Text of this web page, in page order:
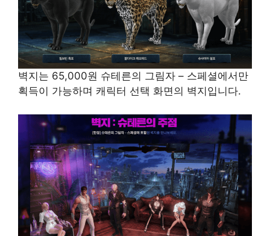
벽지는 65,000원 슈테른의 그림자 – 스페셜에서만
획득이 가능하며 캐릭터 선택 화면의 벽지입니다.